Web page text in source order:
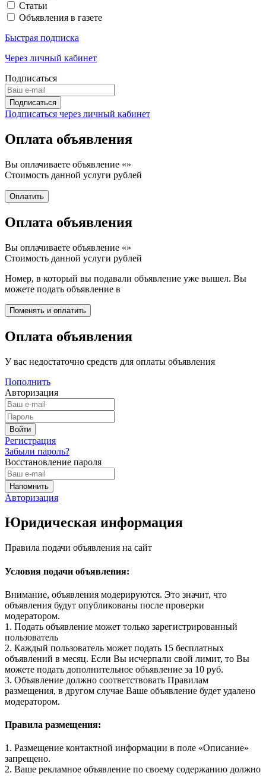
Статьи
Объявления в газете
Быстрая подписка
Через личный кабинет
Подписаться
Подписаться через личный кабинет
Оплата объявления
Вы оплачиваете объявление «»
Стоимость данной услуги рублей
Оплата объявления
Вы оплачиваете объявление «»
Стоимость данной услуги рублей
Номер, в который вы подавали объявление уже вышел. Вы
можете подать объявление в
Оплата объявления
У вас недостаточно средств для оплаты объявления
Пополнить
Авторизация
Регистрация
Забыли пароль?
Восстановление пароля
Авторизация
Юридическая информация
Правила подачи объявления на сайт
Условия подачи объявления:
Внимание, объявления модерируются. Это значит, что
объявления будут опубликованы после проверки
модератором.
1. Подать объявление может только зарегистрированный
пользователь
2. Каждый пользователь может подать 15 бесплатных
объявлений в месяц. Если Вы исчерпали свой лимит, то Вы
можете подать дополнительное объявление за 10 руб.
3. Объявление должно соответствовать Правилам
размещения, в другом случае Ваше объявление будет удалено
модератором.
Правила размещения:
1. Размещение контактной информации в поле «Описание»
запрещено.
2. Ваше рекламное объявление по своему содержанию должно